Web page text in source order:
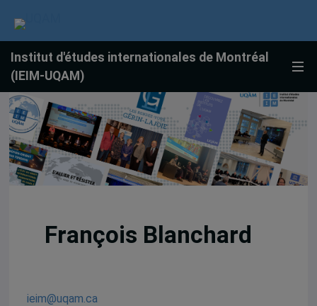
Institut d'études internationales de Montréal
(IEIM-UQAM)
François Blanchard
ieim@uqam.ca